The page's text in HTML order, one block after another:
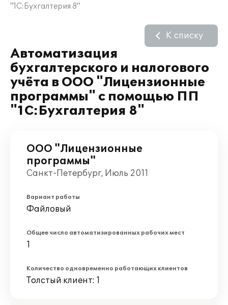
"1С:Бухгалтерия 8"
Автоматизация
бухгалтерского и налогового
учёта в ООО "Лицензионные
программы" с помощью ПП
"1С:Бухгалтерия 8"
К списку
ООО "Лицензионные
программы"
Санкт-Петербург, Июль 2011
Вариант работы
Файловый
Общее число автоматизированных рабочих мест
1
Количество одновременно работающих клиентов
Толстый клиент: 1